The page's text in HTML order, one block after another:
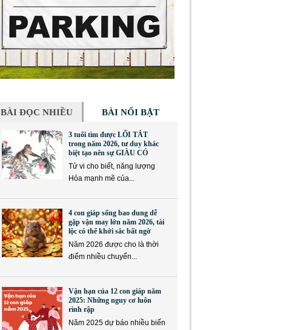
BÀI ĐỌC NHIỀU BÀI NỔI BẬT
3 tuổi tìm được LỐI TẮT
trong năm 2026, tư duy khác
biệt tạo nên sự GIÀU CÓ
Tử vi cho biết, năng lượng
Hỏa mạnh mẽ của...
4 con giáp sống bao dung dễ
gặp vận may lớn năm 2026, tài
lộc có thể khởi sắc bất ngờ
Năm 2026 được cho là thời
điểm nhiều chuyển...
Vận hạn của 12 con giáp năm
2025: Những nguy cơ luôn
rình rập
Năm 2025 dự báo nhiều biến